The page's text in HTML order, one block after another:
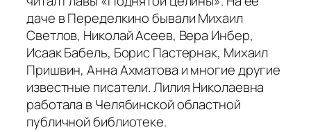
даче в Переделкино бывали Михаил
Светлов, Николай Асеев, Вера Инбер,
Исаак Бабель, Борис Пастернак, Михаил
Пришвин, Анна Ахматова и многие другие
известные писатели. Лилия Николаевна
работала в Челябинской областной
публичной библиотеке.